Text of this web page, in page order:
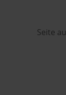
Seite